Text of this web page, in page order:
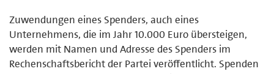
Zuwendungen eines Spenders, auch eines
Unternehmens, die im Jahr 10.000 Euro übersteigen,
werden mit Namen und Adresse des Spenders im
Rechenschaftsbericht der Partei veröffentlicht. Spenden